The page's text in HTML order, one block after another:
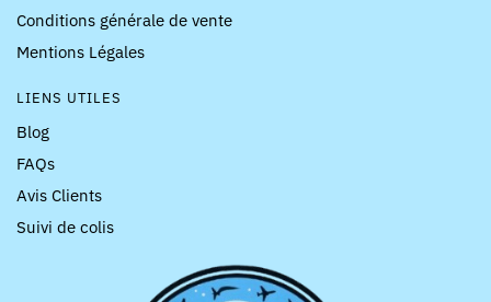
Conditions générale de vente
Mentions Légales
LIENS UTILES
Blog
FAQs
Avis Clients
Suivi de colis